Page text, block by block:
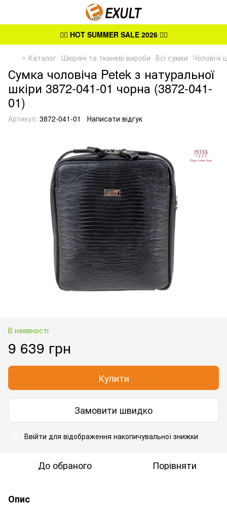
👉🏻 HOT SUMMER SALE 2026👈🏻
⭐ Каталог Шкіряні та тканеві вироби Всі сумки Чоловічі
Сумка чоловіча Petek з натуральної
шкіри 3872-041-01 чорна (3872-041-
01)
Артикул: 3872-041-01 Написати відгук
В наявності
9 639 грн
Купити
Замовити швидко
Ввійти для відображення накопичувальної знижки
До обраного Порівняти
Опис